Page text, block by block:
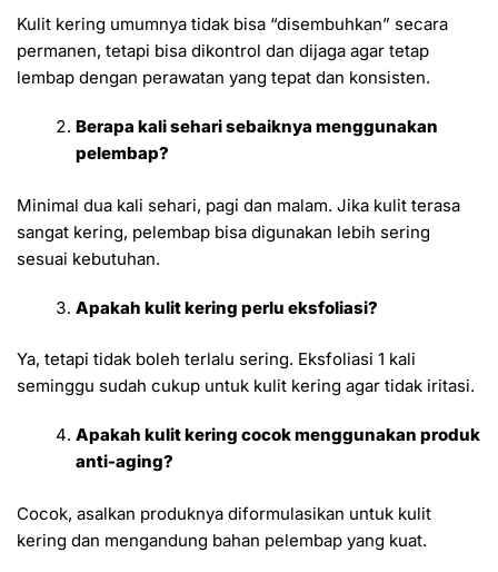
Kulit kering umumnya tidak bisa “disembuhkan” secara
permanen, tetapi bisa dikontrol dan dijaga agar tetap
lembap dengan perawatan yang tepat dan konsisten.
Berapa kali sehari sebaiknya menggunakan
pelembap?
Minimal dua kali sehari, pagi dan malam. Jika kulit terasa
sangat kering, pelembap bisa digunakan lebih sering
sesuai kebutuhan.
Apakah kulit kering perlu eksfoliasi?
Ya, tetapi tidak boleh terlalu sering. Eksfoliasi 1 kali
seminggu sudah cukup untuk kulit kering agar tidak iritasi.
Apakah kulit kering cocok menggunakan produk
anti-aging?
Cocok, asalkan produknya diformulasikan untuk kulit
kering dan mengandung bahan pelembap yang kuat.